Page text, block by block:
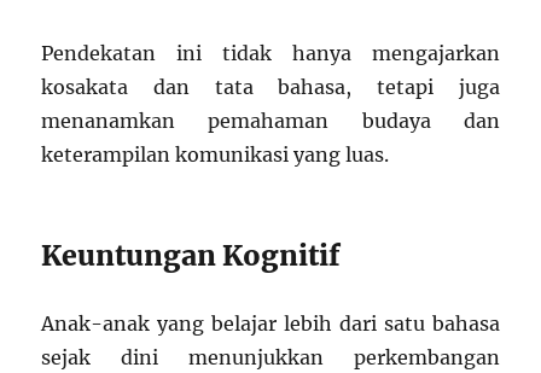
Pendekatan ini tidak hanya mengajarkan
kosakata dan tata bahasa, tetapi juga
menanamkan pemahaman budaya dan
keterampilan komunikasi yang luas.
Keuntungan Kognitif
Anak-anak yang belajar lebih dari satu bahasa
sejak dini menunjukkan perkembangan